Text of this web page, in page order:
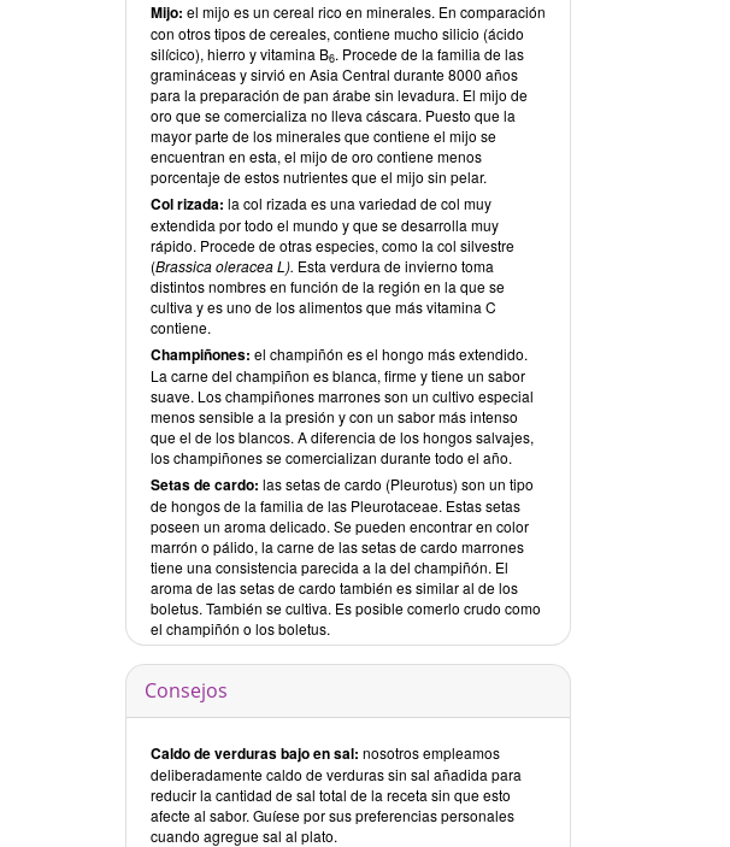
Mijo: el mijo es un cereal rico en minerales. En comparación
con otros tipos de cereales, contiene mucho silicio (ácido
silícico), hierro y vitamina B6. Procede de la familia de las
gramináceas y sirvió en Asia Central durante 8000 años
para la preparación de pan árabe sin levadura. El mijo de
oro que se comercializa no lleva cáscara. Puesto que la
mayor parte de los minerales que contiene el mijo se
encuentran en esta, el mijo de oro contiene menos
porcentaje de estos nutrientes que el mijo sin pelar.
Col rizada: la col rizada es una variedad de col muy
extendida por todo el mundo y que se desarrolla muy
rápido. Procede de otras especies, como la col silvestre
(Brassica oleracea L). Esta verdura de invierno toma
distintos nombres en función de la región en la que se
cultiva y es uno de los alimentos que más vitamina C
contiene.
Champiñones: el champiñón es el hongo más extendido.
La carne del champiñon es blanca, firme y tiene un sabor
suave. Los champiñones marrones son un cultivo especial
menos sensible a la presión y con un sabor más intenso
que el de los blancos. A diferencia de los hongos salvajes,
los champiñones se comercializan durante todo el año.
Setas de cardo: las setas de cardo (Pleurotus) son un tipo
de hongos de la familia de las Pleurotaceae. Estas setas
poseen un aroma delicado. Se pueden encontrar en color
marrón o pálido, la carne de las setas de cardo marrones
tiene una consistencia parecida a la del champiñón. El
aroma de las setas de cardo también es similar al de los
boletus. También se cultiva. Es posible comerlo crudo como
el champiñón o los boletus.
Consejos
Caldo de verduras bajo en sal: nosotros empleamos
deliberadamente caldo de verduras sin sal añadida para
reducir la cantidad de sal total de la receta sin que esto
afecte al sabor. Guíese por sus preferencias personales
cuando agregue sal al plato.